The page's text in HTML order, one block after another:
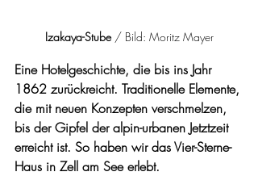
Izakaya-Stube / Bild: Moritz Mayer
Eine Hotelgeschichte, die bis ins Jahr
1862 zurückreicht. Traditionelle Elemente,
die mit neuen Konzepten verschmelzen,
bis der Gipfel der alpin-urbanen Jetztzeit
erreicht ist. So haben wir das Vier-Sterne-
Haus in Zell am See erlebt.